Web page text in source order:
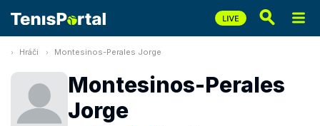
Hráči Montesinos-Perales Jorge
Montesinos-Perales
Jorge